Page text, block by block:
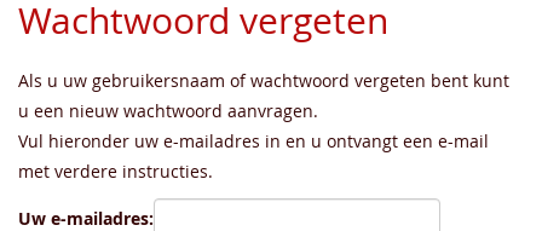
Wachtwoord vergeten
Als u uw gebruikersnaam of wachtwoord vergeten bent kunt
u een nieuw wachtwoord aanvragen.
Vul hieronder uw e-mailadres in en u ontvangt een e-mail
met verdere instructies.
Uw e-mailadres: